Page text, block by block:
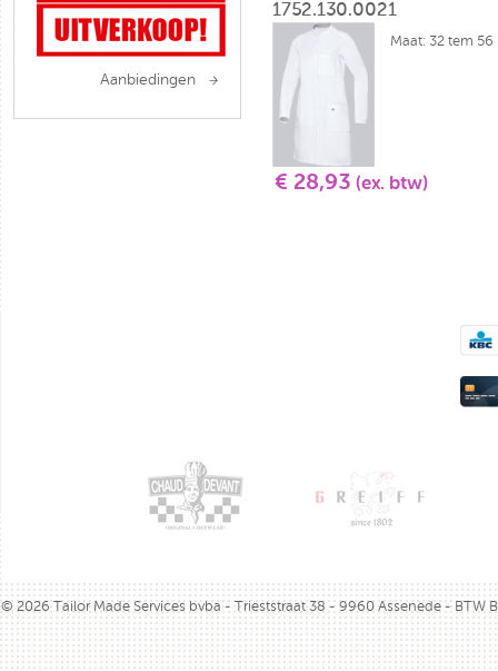
Aanbiedingen
1752.130.0021
€ 28,93 (ex. btw)
Maat: 32 tem 56
© 2026 Tailor Made Services bvba - Trieststraat 38 - 9960 Assenede - BTW